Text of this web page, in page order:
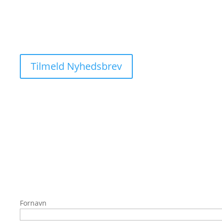
Tilmeld Nyhedsbrev
Fornavn